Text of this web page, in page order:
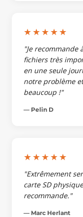
★★★★★
"Je recommande
fichiers très
en une seule
notre problème
beaucoup !"
— Pelin D
★★★★★
"Extrêmement
carte SD
recommande."
— Marc Herlant